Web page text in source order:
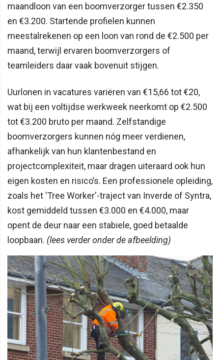
maandloon van een boomverzorger tussen €2.350
en €3.200. Startende profielen kunnen
meestalrekenen op een loon van rond de €2.500 per
maand, terwijl ervaren boomverzorgers of
teamleiders daar vaak bovenuit stijgen.
Uurlonen in vacatures variëren van €15,66 tot €20,
wat bij een voltijdse werkweek neerkomt op €2.500
tot €3.200 bruto per maand. Zelfstandige
boomverzorgers kunnen nóg meer verdienen,
afhankelijk van hun klantenbestand en
projectcomplexiteit, maar dragen uiteraard ook hun
eigen kosten en risico’s. Een professionele opleiding,
zoals het 'Tree Worker'-traject van Inverde of Syntra,
kost gemiddeld tussen €3.000 en €4.000, maar
opent de deur naar een stabiele, goed betaalde
loopbaan. (lees verder onder de afbeelding)